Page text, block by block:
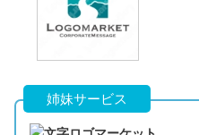
姉妹サービス